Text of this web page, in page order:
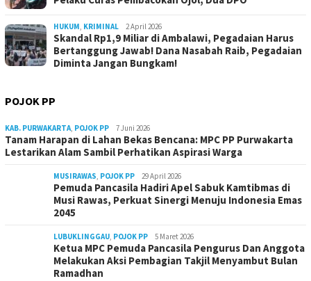
HUKUM, KRIMINAL 2 April 2026
Skandal Rp1,9 Miliar di Ambalawi, Pegadaian Harus
Bertanggung Jawab! Dana Nasabah Raib, Pegadaian
Diminta Jangan Bungkam!
POJOK PP
KAB. PURWAKARTA, POJOK PP 7 Juni 2026
Tanam Harapan di Lahan Bekas Bencana: MPC PP Purwakarta
Lestarikan Alam Sambil Perhatikan Aspirasi Warga
MUSIRAWAS, POJOK PP 29 April 2026
Pemuda Pancasila Hadiri Apel Sabuk Kamtibmas di
Musi Rawas, Perkuat Sinergi Menuju Indonesia Emas
2045
LUBUKLINGGAU, POJOK PP 5 Maret 2026
Ketua MPC Pemuda Pancasila Pengurus Dan Anggota
Melakukan Aksi Pembagian Takjil Menyambut Bulan
Ramadhan